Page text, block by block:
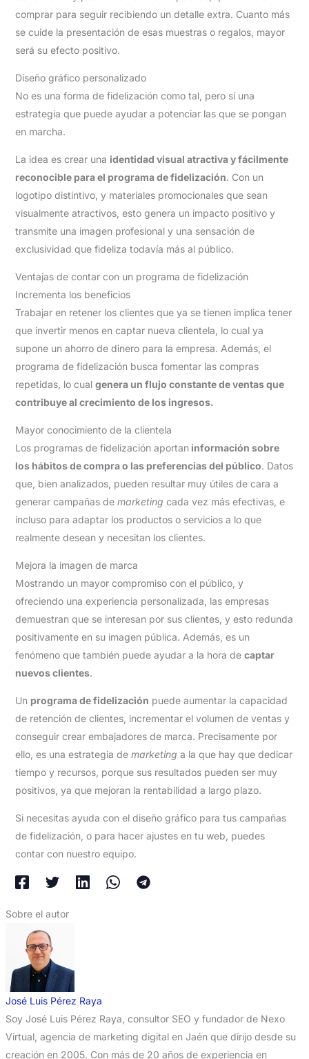
comprar para seguir recibiendo un detalle extra. Cuanto más
se cuide la presentación de esas muestras o regalos, mayor
será su efecto positivo.
Diseño gráfico personalizado
No es una forma de fidelización como tal, pero sí una
estrategia que puede ayudar a potenciar las que se pongan
en marcha.
La idea es crear una identidad visual atractiva y fácilmente
reconocible para el programa de fidelización. Con un
logotipo distintivo, y materiales promocionales que sean
visualmente atractivos, esto genera un impacto positivo y
transmite una imagen profesional y una sensación de
exclusividad que fideliza todavía más al público.
Ventajas de contar con un programa de fidelización
Incrementa los beneficios
Trabajar en retener los clientes que ya se tienen implica tener
que invertir menos en captar nueva clientela, lo cual ya
supone un ahorro de dinero para la empresa. Además, el
programa de fidelización busca fomentar las compras
repetidas, lo cual genera un flujo constante de ventas que
contribuye al crecimiento de los ingresos.
Mayor conocimiento de la clientela
Los programas de fidelización aportaninformación sobre
los hábitos de compra o las preferencias del público. Datos
que, bien analizados, pueden resultar muy útiles de cara a
generar campañas de marketing cada vez más efectivas, e
incluso para adaptar los productos o servicios a lo que
realmente desean y necesitan los clientes.
Mejora la imagen de marca
Mostrando un mayor compromiso con el público, y
ofreciendo una experiencia personalizada, las empresas
demuestran que se interesan por sus clientes, y esto redunda
positivamente en su imagen pública. Además, es un
fenómeno que también puede ayudar a la hora de captar
nuevos clientes.
Un programa de fidelización puede aumentar la capacidad
de retención de clientes, incrementar el volumen de ventas y
conseguir crear embajadores de marca. Precisamente por
ello, es una estrategia de marketing a la que hay que dedicar
tiempo y recursos, porque sus resultados pueden ser muy
positivos, ya que mejoran la rentabilidad a largo plazo.
Si necesitas ayuda con el diseño gráfico para tus campañas
de fidelización, o para hacer ajustes en tu web, puedes
contar con nuestro equipo.
Sobre el autor
José Luis Pérez Raya
Soy José Luis Pérez Raya, consultor SEO y fundador de Nexo
Virtual, agencia de marketing digital en Jaén que dirijo desde su
creación en 2005. Con más de 20 años de experiencia en